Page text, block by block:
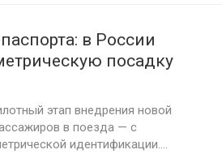
в России
посадку
этап внедрения новой
в поезда — с
идентификации....